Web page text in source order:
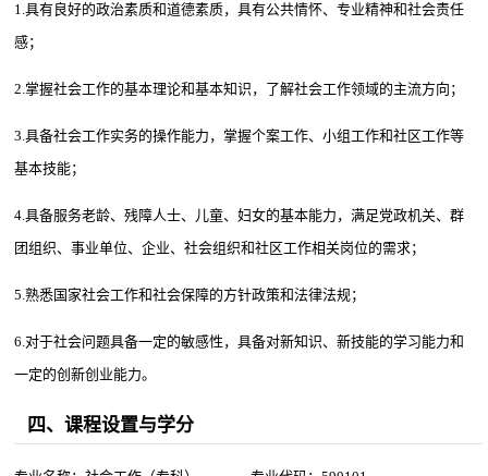
1.具有良好的政治素质和道德素质，具有公共情怀、专业精神和社会责任
感；
2.掌握社会工作的基本理论和基本知识，了解社会工作领域的主流方向；
3.具备社会工作实务的操作能力，掌握个案工作、小组工作和社区工作等
基本技能；
4.具备服务老龄、残障人士、儿童、妇女的基本能力，满足党政机关、群
团组织、事业单位、企业、社会组织和社区工作相关岗位的需求；
5.熟悉国家社会工作和社会保障的方针政策和法律法规；
6.对于社会问题具备一定的敏感性，具备对新知识、新技能的学习能力和
一定的创新创业能力。
四、课程设置与学分